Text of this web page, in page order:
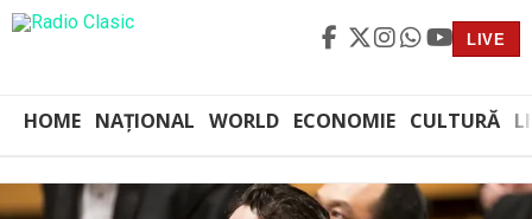
LIVE
HOME NAȚIONAL WORLD ECONOMIE CULTURĂ